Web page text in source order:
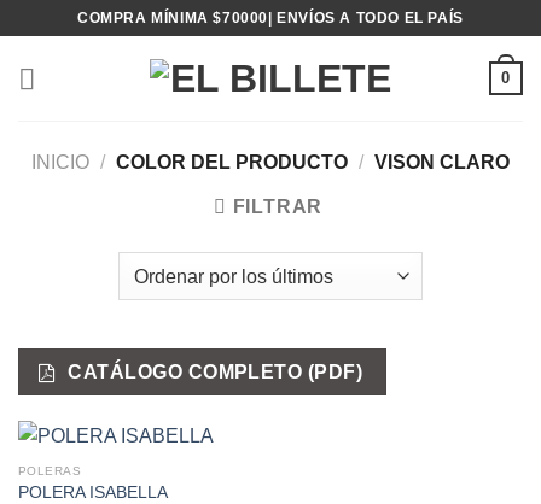
contenido
COMPRA MÍNIMA $70000| ENVÍOS A TODO EL PAÍS
0
INICIO / COLOR DEL PRODUCTO / VISON CLARO
FILTRAR
CATÁLOGO COMPLETO (PDF)
POLERAS
POLERA ISABELLA